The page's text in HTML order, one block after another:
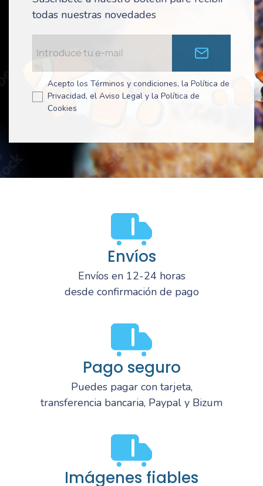
todas nuestras novedades
Acepto los Términos y condiciones, la Política de
Privacidad, el Aviso Legal y la Política de
Cookies
Envíos
Envíos en 12-24 horas
desde confirmación de pago
Pago seguro
Puedes pagar con tarjeta,
transferencia bancaria, Paypal y Bizum
Imágenes fiables